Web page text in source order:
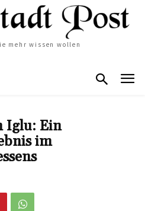
mehr wissen wollen
Iglu: Ein
im